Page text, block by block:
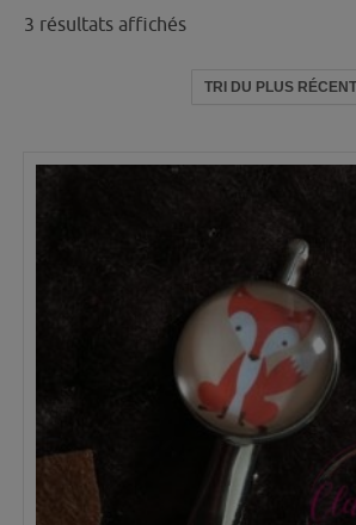
3 résultats affichésTrié
plus
plus